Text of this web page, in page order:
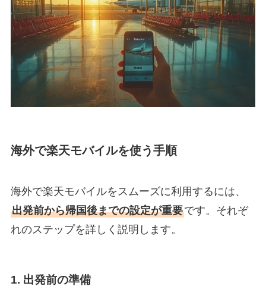
海外で楽天モバイルを使う手順
海外で楽天モバイルをスムーズに利用するには、
出発前から帰国後までの設定が重要です。それぞ
れのステップを詳しく説明します。
1. 出発前の準備